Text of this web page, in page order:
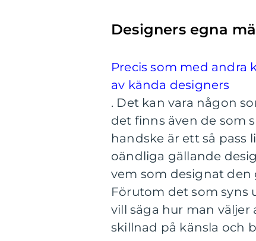
Designers egna
Precis som med andra
av kända designers
. Det kan vara någon
det finns även de som
handske är ett så
oändliga gällande
vem som designat den
Förutom det som syns
vill säga hur man
skillnad på känsla och